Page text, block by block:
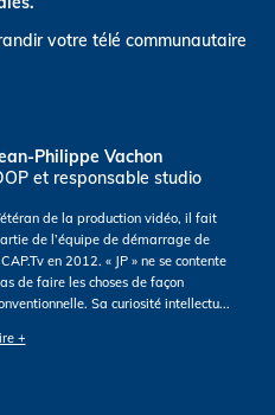
votre télé communautaire
Philippe Vachon
et responsable studio
de la production vidéo, il fait
de l’équipe de démarrage de
en 2012. « JP » ne se contente
de faire les choses de façon
Sa curiosité intellectu...
+